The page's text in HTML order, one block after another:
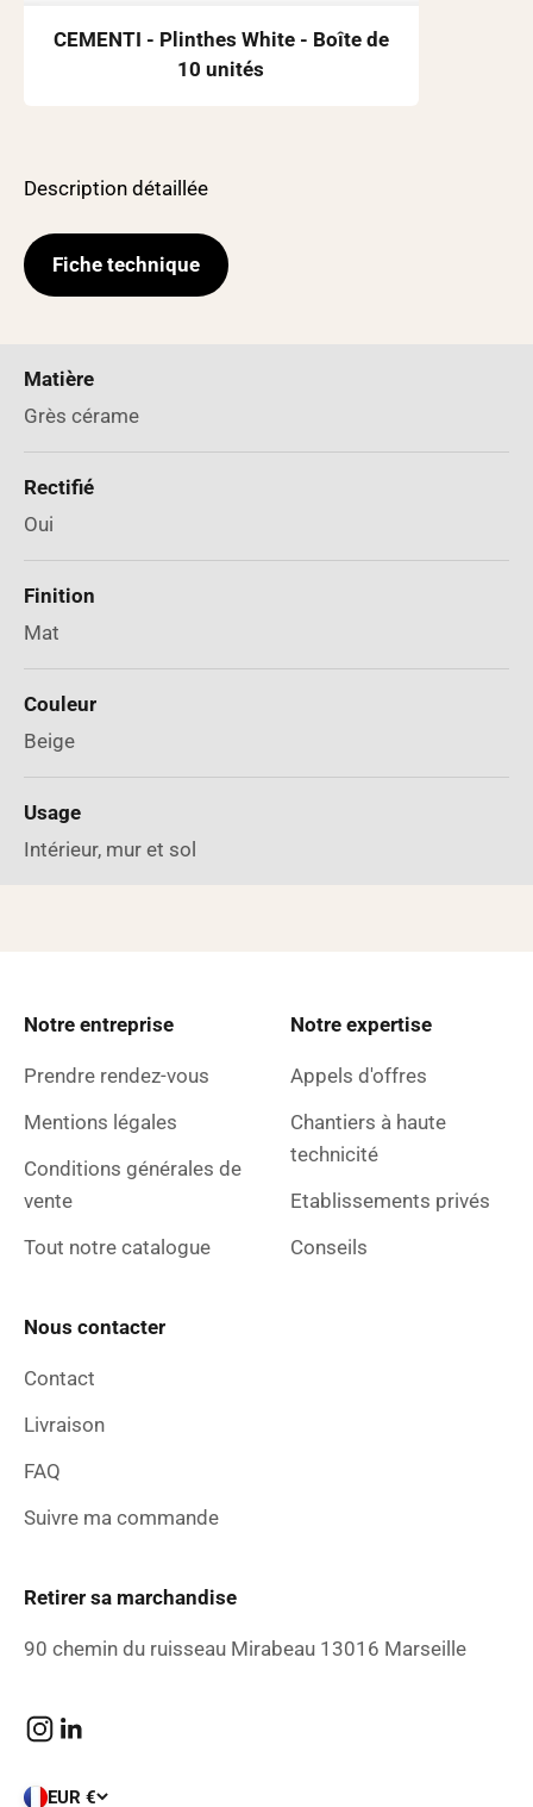
CEMENTI - Plinthes White - Boîte de
10 unités
Description détaillée
Fiche technique
Matière
Grès cérame
Rectifié
Oui
Finition
Mat
Couleur
Beige
Usage
Intérieur, mur et sol
Notre entreprise
Prendre rendez-vous
Mentions légales
Conditions générales de
vente
Tout notre catalogue
Notre expertise
Appels d'offres
Chantiers à haute
technicité
Etablissements privés
Conseils
Nous contacter
Contact
Livraison
FAQ
Suivre ma commande
Retirer sa marchandise
90 chemin du ruisseau Mirabeau 13016 Marseille
EUR €